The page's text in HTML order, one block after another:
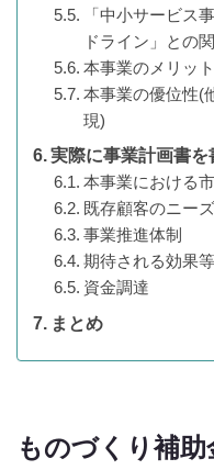
「中小サービス
ドライン」との
本事業のメリット
本事業の優位性(
現)
実際に事業計画書を
本事業における
既存顧客のニー
事業推進体制
期待される効果等
資金調達
まとめ
ものづくり補